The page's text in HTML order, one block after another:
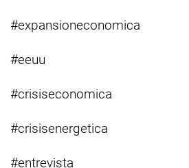
#expansioneconomica
#eeuu
#crisiseconomica
#crisisenergetica
#entrevista